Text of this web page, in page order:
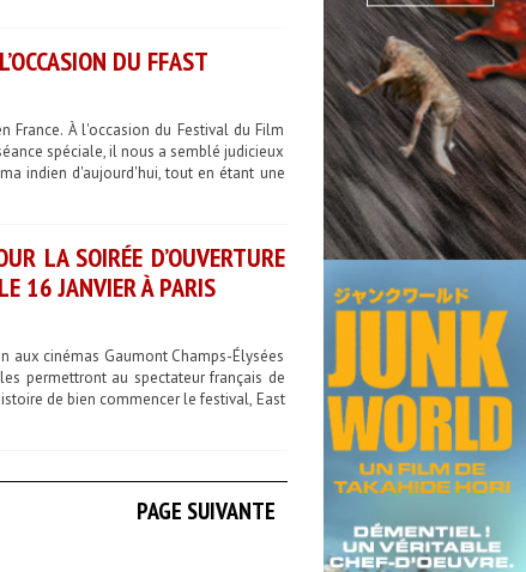
DU FFAST
À l'occasion du Festival du Film
spéciale, il nous a semblé judicieux
indien d'aujourd'hui, tout en étant une
LA SOIRÉE D’OUVERTURE
16 JANVIER À PARIS
aux cinémas Gaumont Champs-Élysées
permettront au spectateur français de
de bien commencer le festival, East
PAGE SUIVANTE